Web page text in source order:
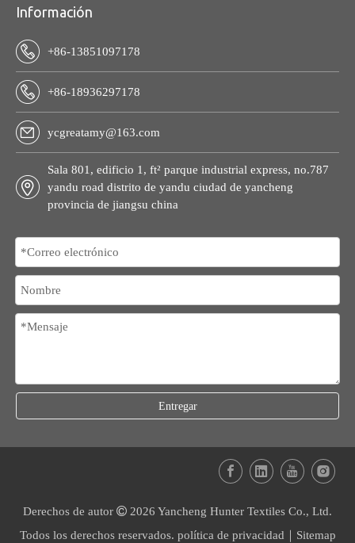
Información
+86-13851097178
+86-18936297178
ycgreatamy@163.com
Sala 801, edificio 1, ft² parque industrial express, no.787
yandu road distrito de yandu ciudad de yancheng
provincia de jiangsu china
Entregar
Derechos de autor  2026 Yancheng Hunter Textiles Co., Ltd.
Todos los derechos reservados. política de privacidad Sitemap